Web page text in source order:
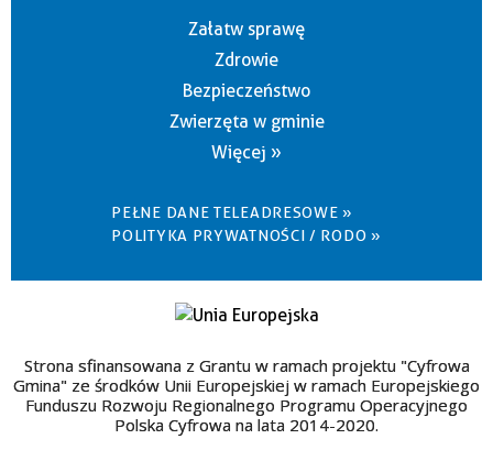
Załatw sprawę
Zdrowie
Bezpieczeństwo
Zwierzęta w gminie
Więcej »
PEŁNE DANE TELEADRESOWE »
POLITYKA PRYWATNOŚCI / RODO »
Strona sfinansowana z Grantu w ramach projektu "Cyfrowa
Gmina" ze środków Unii Europejskiej w ramach Europejskiego
Funduszu Rozwoju Regionalnego Programu Operacyjnego
Polska Cyfrowa na lata 2014-2020.